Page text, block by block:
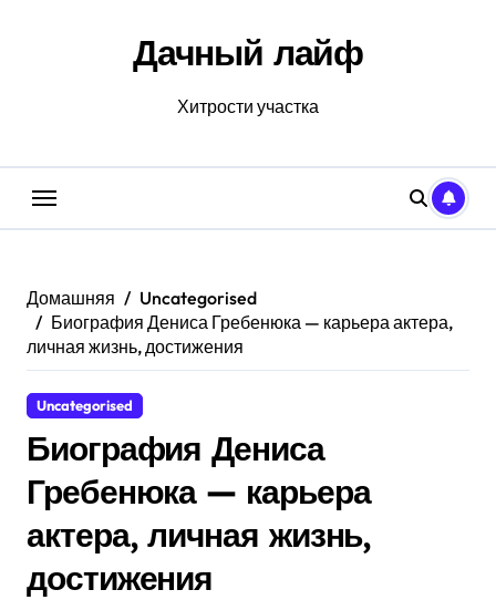
Дачный лайф
Хитрости участка
Домашняя
Uncategorised
Биография Дениса Гребенюка — карьера актера,
личная жизнь, достижения
Uncategorised
Биография Дениса
Гребенюка — карьера
актера, личная жизнь,
достижения